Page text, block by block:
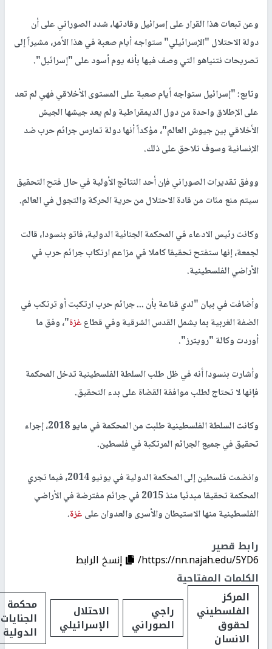
وعن تبعات هذا القرار على إسرائيل وقادتها، شدد الصوراني على أن
دولة الاحتلال "الإسرائيلي" ستواجه أيام صعبة في هذا الأمر، مشيراً إلى
تصريحات نتنياهو التي وصف فيها بأنه يوم أسود على "إسرائيل".
وتابع: "إسرائيل ستواجه أيام صعبة على المستوى الأخلاقي فهي لم تعد
على الإطلاق واحدة من دول الديمقراطية ولم يعد جيشها الجيش
الأخلاقي بين جيوش العالم"، مؤكداً أنها دولة تمارس جرائم حرب ضد
الإنسانية وسوف تلاحق على ذلك.
ووفق تقديرات الصوراني فإن أحد النتائج الأولية في حال فتح التحقيق
سيتم منع مئات من قادة الاحتلال من حرية الحركة والتجول في العالم.
وكانت رئيس الادعاء في المحكمة الجنائية الدولية، فاتو بنسودا، قالت
لجمعة، إنها ستفتح تحقيقا كاملا في مزاعم ارتكاب جرائم حرب في
الأراضي الفلسطينية.
وأضافت في بيان "لدي قناعة بأن ... جرائم حرب ارتكبت أو ترتكب في
الضفة الغربية بما يشمل القدس الشرقية وفي قطاعغزة"، وفق ما
أوردت وكالة "رويترز".
وأشارت بنسودا أنه في ظل طلب السلطة الفلسطينية تدخل المحكمة
فإنها لا تحتاج لطلب موافقة القضاة على بدء التحقيق.
وكانت السلطة الفلسطينية طلبت من المحكمة في مايو 2018، إجراء
تحقيق في جميع الجرائم المرتكبة في فلسطين.
وانضمت فلسطين إلى المحكمة الدولية في يونيو 2014، فيما تجري
المحكمة تحقيقا مبدئيا منذ 2015 في جرائم مفترضة في الأراضي
الفلسطينية منها الاستيطان والأسرى والعدوان علىغزة.
رابط قصير
https://nn.najah.edu/5YD6/
إنسخ الرابط
الكلمات المفتاحية
المركز
الفلسطيني
لحقوق
الانسان
راجي
الصوراني
الاحتلال
الإسرائيلي
محكمة
الجنايات
الدولية